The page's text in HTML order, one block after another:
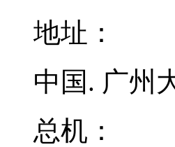
地址：
中国. 广州
总机：